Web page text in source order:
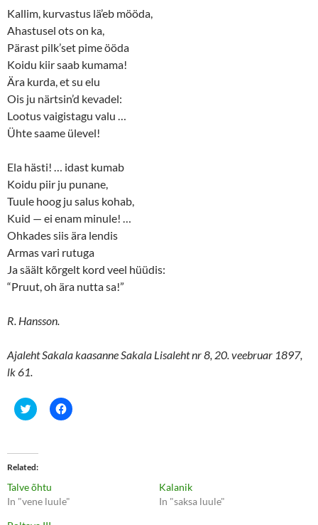
Kallim, kurvastus lä’eb mööda,
Ahastusel ots on ka,
Pärast pilk’set pime ööda
Koidu kiir saab kumama!
Ära kurda, et su elu
Ois ju närtsin’d kevadel:
Lootus vaigistagu valu …
Ühte saame ülevel!
Ela hästi! … idast kumab
Koidu piir ju punane,
Tuule hoog ju salus kohab,
Kuid — ei enam minule! …
Ohkades siis ära lendis
Armas vari rutuga
Ja säält kõrgelt kord veel hüüdis:
“Pruut, oh ära nutta sa!”
R. Hansson.
Ajaleht Sakala kaasanne Sakala Lisaleht nr 8, 20. veebruar 1897,
lk 61.
C
l
t
o
s
h
a
r
e
C
l
r
Related
Talve õhtu
In "vene luule"
Kalanik
In "saksa luule"